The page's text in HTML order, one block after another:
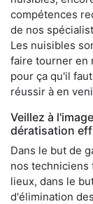
compétences
de nos
Les nuisibles
faire tourner en
pour ça qu'il
réussir à en
Veillez à
dératisation
Dans le but de
nos techniciens
lieux, dans le
d'élimination